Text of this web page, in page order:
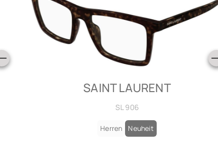
SAINT LAURENT
SL 906
Herren Neuheit